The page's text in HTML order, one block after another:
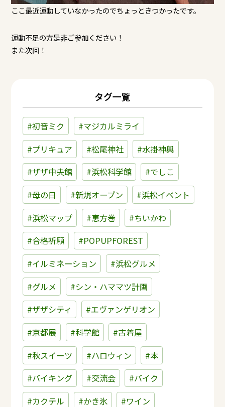
ここ最近運動していなかったのでちょっときつかったです。
運動不足の方是非ご参加ください！
また次回！
タグ一覧
#初音ミク
#マジカルミライ
#プリキュア
#松尾神社
#水掛神輿
#ザザ中央館
#浜松科学館
#でしこ
#母の日
#新規オープン
#浜松イベント
#浜松マップ
#恵方巻
#ちいかわ
#合格祈願
#POPUPFOREST
#イルミネーション
#浜松グルメ
#グルメ
#シン・ハママツ計画
#ザザシティ
#エヴァンゲリオン
#京都展
#科学館
#古着屋
#秋スイーツ
#ハロウィン
#本
#バイキング
#交流会
#バイク
#カクテル
#かき氷
#ワイン